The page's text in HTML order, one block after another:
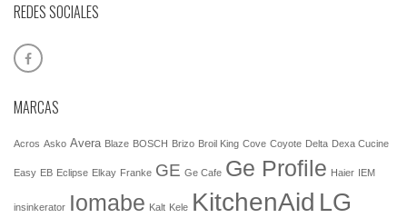
REDES SOCIALES
MARCAS
Acros Asko Avera Blaze BOSCH Brizo Broil King Cove Coyote Delta Dexa Cucine
Easy EB Eclipse Elkay Franke GE Ge Cafe Ge Profile Haier IEM
insinkerator Iomabe Kalt Kele KitchenAid LG